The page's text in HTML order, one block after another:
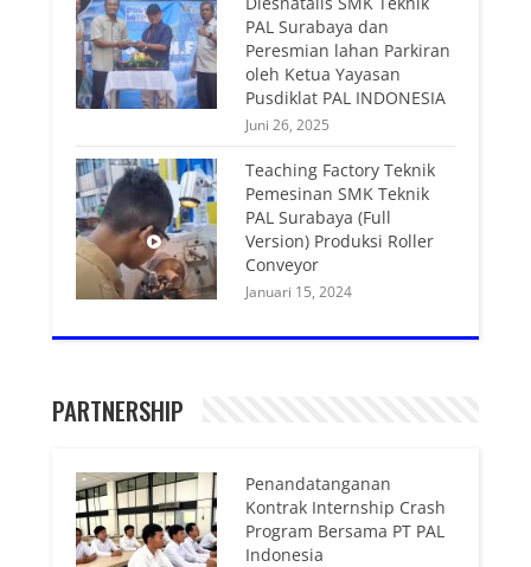
PAL Surabaya dan
Peresmian lahan Parkiran
oleh Ketua Yayasan
Pusdiklat PAL INDONESIA
Juni 26, 2025
Teaching Factory Teknik
Pemesinan SMK Teknik
PAL Surabaya (Full
Version) Produksi Roller
Conveyor
Januari 15, 2024
PARTNERSHIP
Penandatanganan
Kontrak Internship Crash
Program Bersama PT PAL
Indonesia